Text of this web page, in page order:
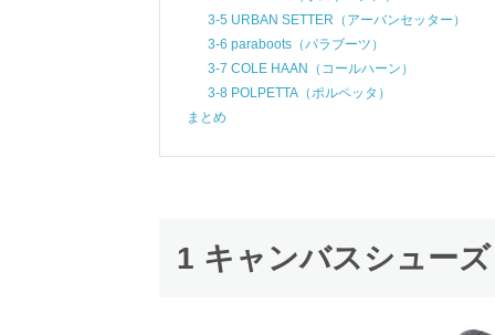
3-5 URBAN SETTER（アーバンセッター）
3-6 paraboots（パラブーツ）
3-7 COLE HAAN（コールハーン）
3-8 POLPETTA（ポルペッタ）
まとめ
1 キャンバスシュー